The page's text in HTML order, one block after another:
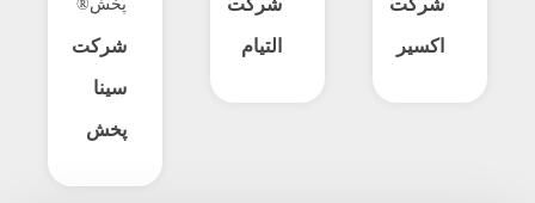
شرکت
اکسیر
شرکت
التیام
پخش®
شرکت
سینا
پخش